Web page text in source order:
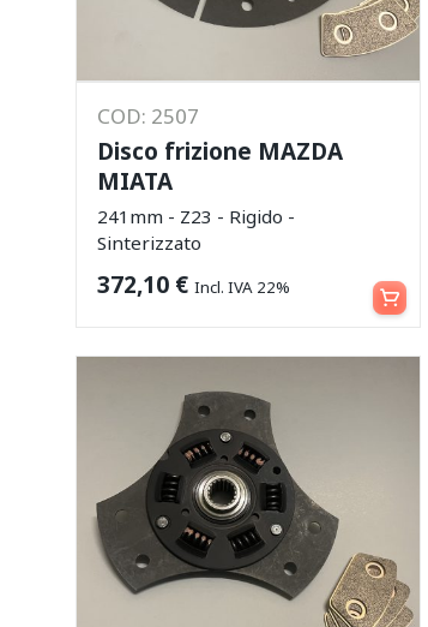
COD: 2507
Disco frizione MAZDA
MIATA
241mm - Z23 - Rigido -
Sinterizzato
372,10 € Incl. IVA 22% Aggiungi al carrello